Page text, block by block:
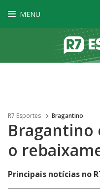
MENU
R7 Esportes Bragantino
Bragantino
o
Principais notícias no